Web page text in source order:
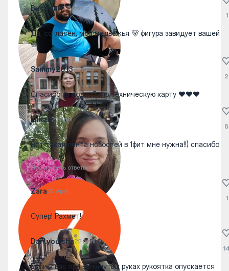
Виталий23 April
Да, согласен, моя медвежья 🐻 фигура завидует вашей
😄
1
Sammy201323 April
Спасибо за подробную техническую карту ❤️❤️❤️
2
Lilkas 22 April
Вот такая лента новостей в 1фит мне нужна!!) спасибо
Посмотреть ответы
5
Zara22 April
Супер! Рахмет!
1
Dari.you.sha22 April
Если у вас при вытянутых руках рукоятка опускается